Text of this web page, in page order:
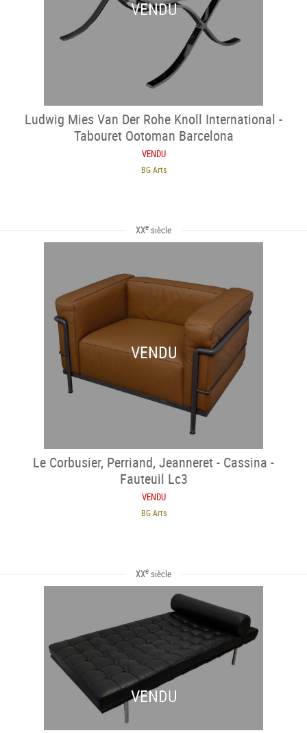
VENDU
Ludwig Mies Van Der Rohe Knoll International -
Tabouret Ootoman Barcelona
VENDU
BG Arts
XXe siècle
VENDU
Le Corbusier, Perriand, Jeanneret - Cassina -
Fauteuil Lc3
VENDU
BG Arts
XXe siècle
VENDU